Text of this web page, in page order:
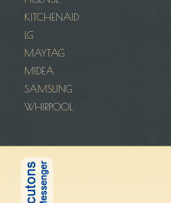
KITCHENAID
LG
MAYTAG
MIDEA
SAMSUNG
WHIRPOOL